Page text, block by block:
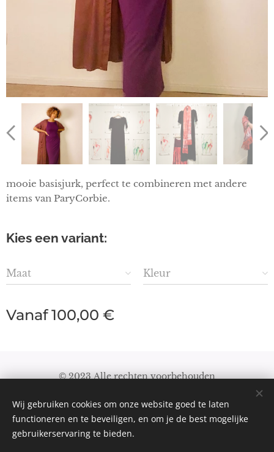
mooie basisjurk, perfect te combineren met andere
items van ParyCorbie.
Kies een variant:
Maat Kleur
Vanaf100,00 €
© 2023 Alle rechten voorbehouden
Cookies
Wij gebruiken cookies om onze website goed te laten
functioneren en te beveiligen, en om je de best mogelijke
gebruikerservaring te bieden.